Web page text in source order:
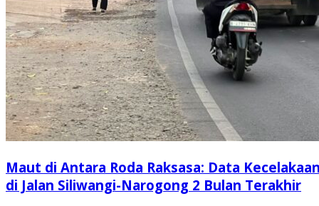
Maut di Antara Roda Raksasa: Data
di Jalan Siliwangi-Narogong 2 Bulan Terakhir